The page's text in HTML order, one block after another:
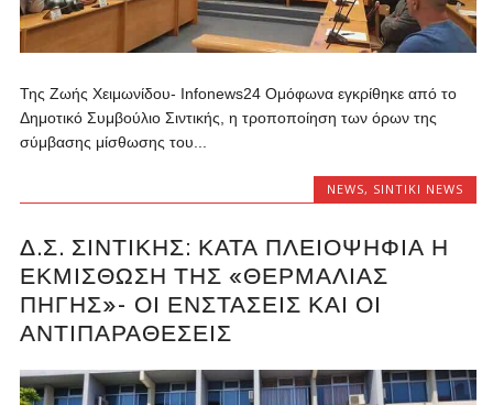
Της Ζωής Χειμωνίδου- Infonews24 Ομόφωνα εγκρίθηκε από το
Δημοτικό Συμβούλιο Σιντικής, η τροποποίηση των όρων της
σύμβασης μίσθωσης του...
NEWS, SINTIKI NEWS
Δ.Σ. ΣΙΝΤΙΚΉΣ: ΚΑΤΆ ΠΛΕΙΟΨΗΦΊΑ Η
ΕΚΜΊΣΘΩΣΗ ΤΗΣ «ΘΕΡΜΑΛΊΑΣ
ΠΗΓΉΣ»- ΟΙ ΕΝΣΤΆΣΕΙΣ ΚΑΙ ΟΙ
ΑΝΤΙΠΑΡΑΘΈΣΕΙΣ